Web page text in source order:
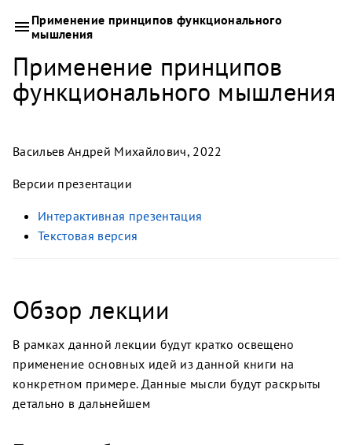
Применение принципов функционального
мышления
Применение принципов
функционального мышления
Васильев Андрей Михайлович, 2022
Версии презентации
Интерактивная презентация
Текстовая версия
Обзор лекции
В рамках данной лекции будут кратко освещено
применение основных идей из данной книги на
конкретном примере. Данные мысли будут раскрыты
детально в дальнейшем